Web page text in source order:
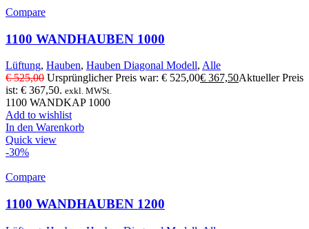
Compare
1100 WANDHAUBEN 1000
Lüftung, Hauben, Hauben Diagonal Modell, Alle
€525,00 Ursprünglicher Preis war: € 525,00€ 367,50Aktueller Preis
ist: € 367,50. exkl. MWSt.
1100 WANDKAP 1000
Add to wishlist
In den Warenkorb
Quick view
-30%
Compare
1100 WANDHAUBEN 1200